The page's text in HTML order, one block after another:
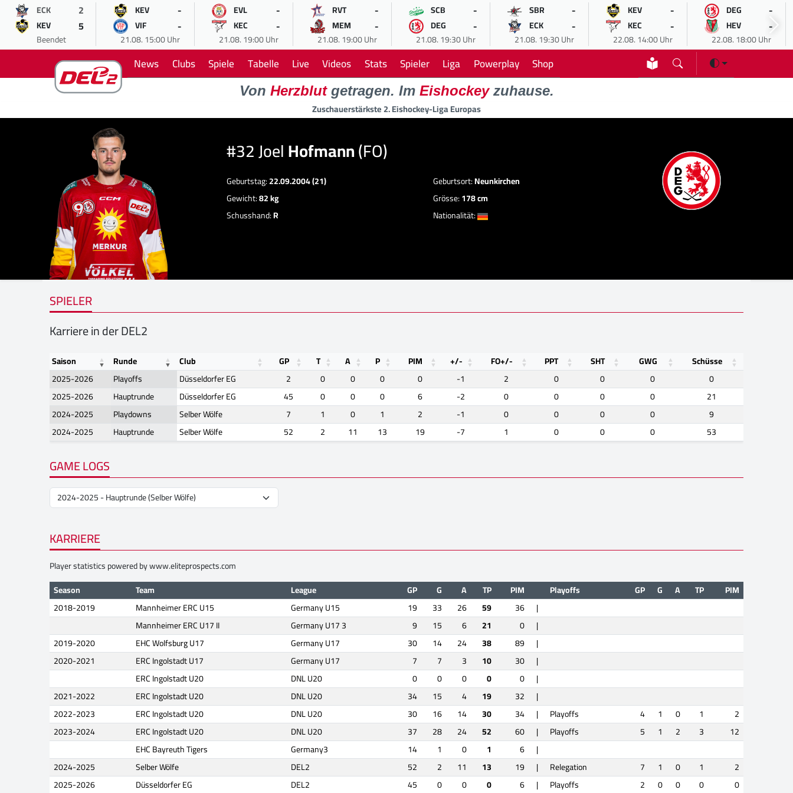
ECK 2
KEV 5
Beendet
KEV -
VIF -
21.08. 15:00 Uhr
EVL -
KEC -
21.08. 19:00 Uhr
RVT -
MEM -
21.08. 19:00 Uhr
SCB -
DEG -
21.08. 19:30 Uhr
SBR -
ECK -
21.08. 19:30 Uhr
KEV -
KEC -
22.08. 14:00 Uhr
DEG -
HEV -
22.08. 18:00 Uhr
News Clubs Spiele Tabelle Live Videos Stats Spieler Liga Powerplay Shop
Von Herzblutgetragen. Im Eishockeyzuhause.
Zuschauerstärkste 2. Eishockey-Liga Europas
#32 JoelHofmann(FO)
Geburtstag:22.09.2004 (21) Geburtsort:Neunkirchen
Gewicht:82 kg Grösse:178 cm
Schusshand:R Nationalität:
SPIELER
Karriere in der DEL2
Saison Runde Club GP T A P PIM +/- FO+/- PPT SHT GWG
Schüsse
2025-2026
Playoffs Düsseldorfer EG 2 0 0 0 0 -1 2 0 0 0
0
2025-2026
Hauptrunde Düsseldorfer EG 45 0 0 0 6 -2 0 0 0 0
21
2024-2025
Playdowns Selber Wölfe 7 1 0 1 2 -1 0 0 0 0
9
2024-2025
Hauptrunde Selber Wölfe 52 2 11 13 19 -7 1 0 0 0 53
GAME LOGS
KARRIERE
Player statistics powered bywww.eliteprospects.com
Season
Team League GP G A TP PIM Playoffs GP G A TP
PIM
2018-2019
Mannheimer ERC U15 Germany U15 19 33 26 59 36
|
Mannheimer ERC U17 II
Germany U17 3 9 15 6 21 0
|
2019-2020
EHC Wolfsburg U17 Germany U17 30 14 24 38 89
|
2020-2021
ERC Ingolstadt U17 Germany U17 7 7 3 10 30
|
ERC Ingolstadt U20
DNL U20 0 0 0 0 0
|
2021-2022
ERC Ingolstadt U20 DNL U20 34 15 4 19 32
|
2022-2023
ERC Ingolstadt U20 DNL U20 30 16 14 30 34 | Playoffs 4 1 0 1
2
2023-2024
ERC Ingolstadt U20 DNL U20 37 28 24 52 60 | Playoffs 5 1 2 3
12
EHC Bayreuth Tigers
Germany3 14 1 0 1 6
|
2024-2025
Selber Wölfe DEL2 52 2 11 13 19 | Relegation 7 1 0 1
2
2025-2026
Düsseldorfer EG DEL2 45 0 0 0 6 | Playoffs 2 0 0 0 0